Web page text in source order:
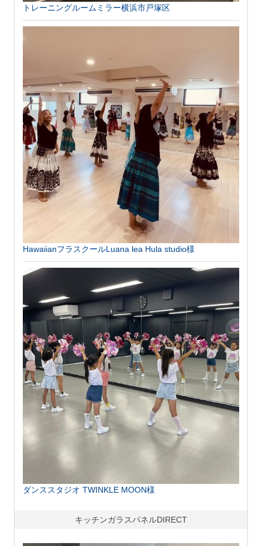
トレーニングルームミラー横浜市戸塚区
HawaiianフラスクールLuana lea Hula studio様
ダンススタジオ TWINKLE MOON様
キッチンガラスパネルDIRECT